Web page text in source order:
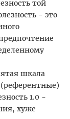
той
- это
шкала
1.0 -
хуже